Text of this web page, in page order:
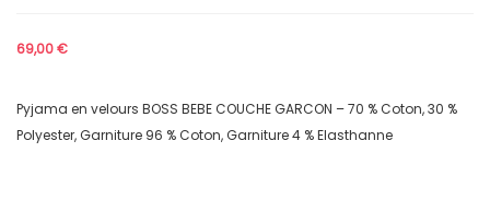
69,00€
Pyjama en velours BOSS BEBE COUCHE GARCON – 70 % Coton, 30 %
Polyester, Garniture 96 % Coton, Garniture 4 % Elasthanne